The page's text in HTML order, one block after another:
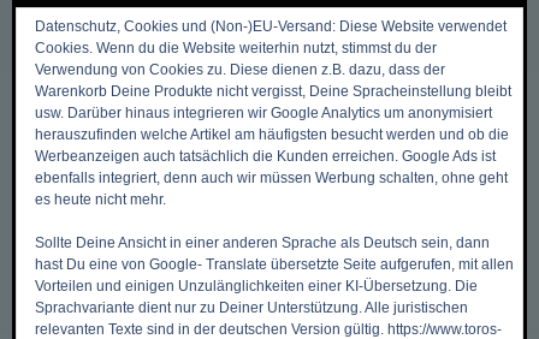
DIES & DAS
Zurück zum Anfang ->
Mein Benutzerkonto
Mein Warenkorb
Kasse
Kontakt, Öffnungszeiten & Anfahrt
Datenschutz, Cookies und (Non-)EU-Versand: Diese Website verwendet
Cookies. Wenn du die Website weiterhin nutzt, stimmst du der
Verwendung von Cookies zu. Diese dienen z.B. dazu, dass der
Warenkorb Deine Produkte nicht vergisst, Deine Spracheinstellung bleibt
usw. Darüber hinaus integrieren wir Google Analytics um anonymisiert
herauszufinden welche Artikel am häufigsten besucht werden und ob die
Werbeanzeigen auch tatsächlich die Kunden erreichen. Google Ads ist
ebenfalls integriert, denn auch wir müssen Werbung schalten, ohne geht
es heute nicht mehr.
Sollte Deine Ansicht in einer anderen Sprache als Deutsch sein, dann
hast Du eine von Google- Translate übersetzte Seite aufgerufen, mit allen
Vorteilen und einigen Unzulänglichkeiten einer KI-Übersetzung. Die
Sprachvariante dient nur zu Deiner Unterstützung. Alle juristischen
relevanten Texte sind in der deutschen Version gültig. https://www.toros-